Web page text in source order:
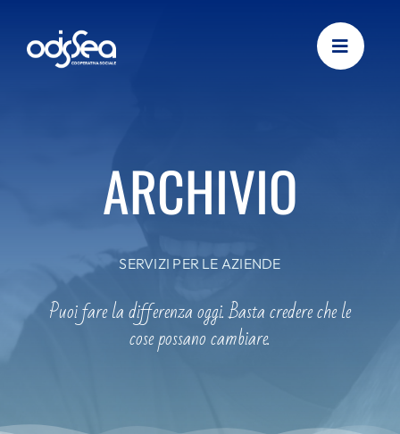
content
ARCHIVIO
SERVIZI PER LE AZIENDE
Puoi fare la differenza oggi. Basta credere che le
cose possano cambiare.